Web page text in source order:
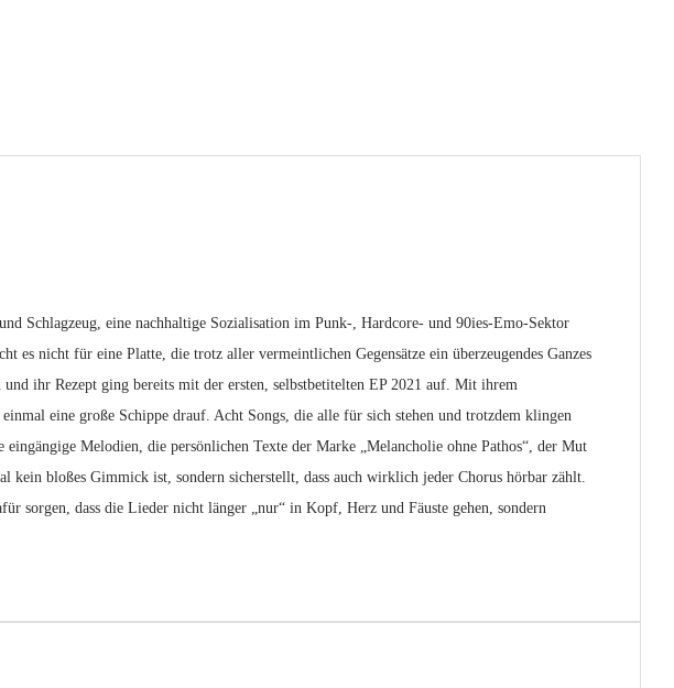
Schlagzeug, eine nachhaltige Sozialisation im Punk-, Hardcore- und 90ies-Emo-Sektor
nicht für eine Platte, die trotz aller vermeintlichen Gegensätze ein überzeugendes Ganzes
ihr Rezept ging bereits mit der ersten, selbstbetitelten EP 2021 auf. Mit ihrem
eine große Schippe drauf. Acht Songs, die alle für sich stehen und trotzdem klingen
Melodien, die persönlichen Texte der Marke „Melancholie ohne Pathos“, der Mut
kein bloßes Gimmick ist, sondern sicherstellt, dass auch wirklich jeder Chorus hörbar zählt.
sorgen, dass die Lieder nicht länger „nur“ in Kopf, Herz und Fäuste gehen, sondern